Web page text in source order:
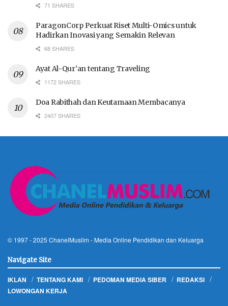
71 SHARES
ParagonCorp Perkuat Riset Multi-Omics untuk
Hadirkan Inovasi yang Semakin Relevan
68 SHARES
Ayat Al-Qur’an tentang Traveling
1172 SHARES
Doa Rabithah dan Keutamaan Membacanya
2407 SHARES
© 1997 - 2025 ChanelMuslim - Media Online Pendidikan dan Keluarga
Navigate Site
IKLAN TENTANG KAMI PEDOMAN MEDIA SIBER
REDAKSI
LOWONGAN KERJA